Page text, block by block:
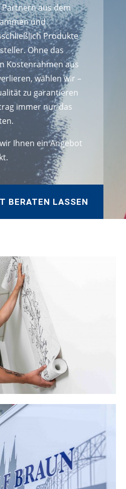
aus dem
und
Produkte
Ohne das
Kostenrahmen aus
wählen wir –
zu garantieren
immer nur das
Ihnen ein Angebot
BERATEN LASSEN